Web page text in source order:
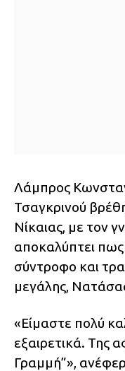
Λάμπρος
Τσαγκρινού
Νίκαιας, με τον
αποκαλύπτει
σύντροφο και
μεγάλης,
«Είμαστε πολύ
εξαιρετικά. Της
Γραμμή”»,